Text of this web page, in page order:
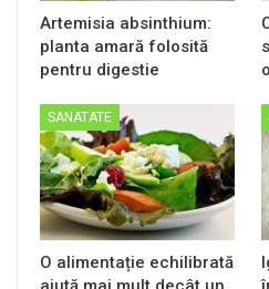
Artemisia absinthium:
planta amară folosită
pentru digestie
SANATATE
O alimentație echilibrată